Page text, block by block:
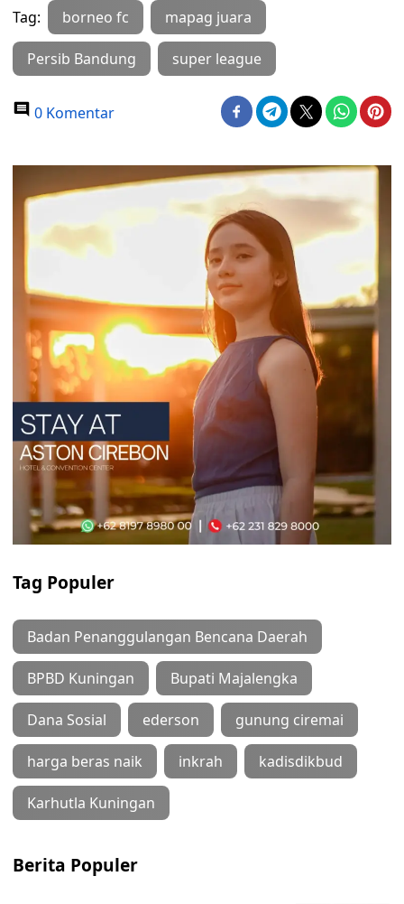
Tag: borneo fc mapag juara
Persib Bandung super league
0 Komentar
Tag Populer
Badan Penanggulangan Bencana Daerah
BPBD Kuningan Bupati Majalengka
Dana Sosial ederson gunung ciremai
harga beras naik inkrah kadisdikbud
Karhutla Kuningan
Berita Populer